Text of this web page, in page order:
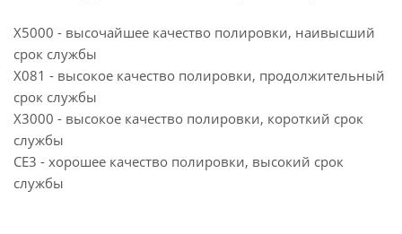
X5000 - высочайшее качество полировки, наивысший
срок службы
X081 - высокое качество полировки, продолжительный
срок службы
X3000 - высокое качество полировки, короткий срок
службы
CE3 - хорошее качество полировки, высокий срок
службы